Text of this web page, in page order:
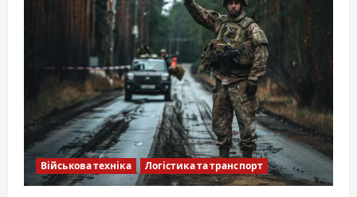
Військова техніка Логістика та транспорт